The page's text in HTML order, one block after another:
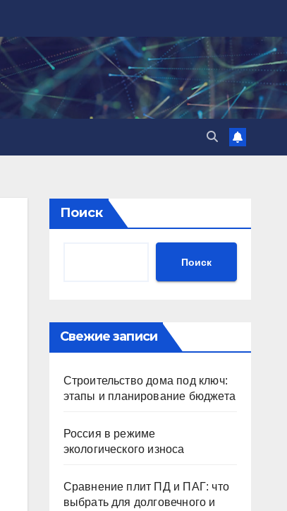
Поиск
Поиск
Свежие записи
Строительство дома под ключ:
этапы и планирование бюджета
Россия в режиме
экологического износа
Сравнение плит ПД и ПАГ: что
выбрать для долговечного и